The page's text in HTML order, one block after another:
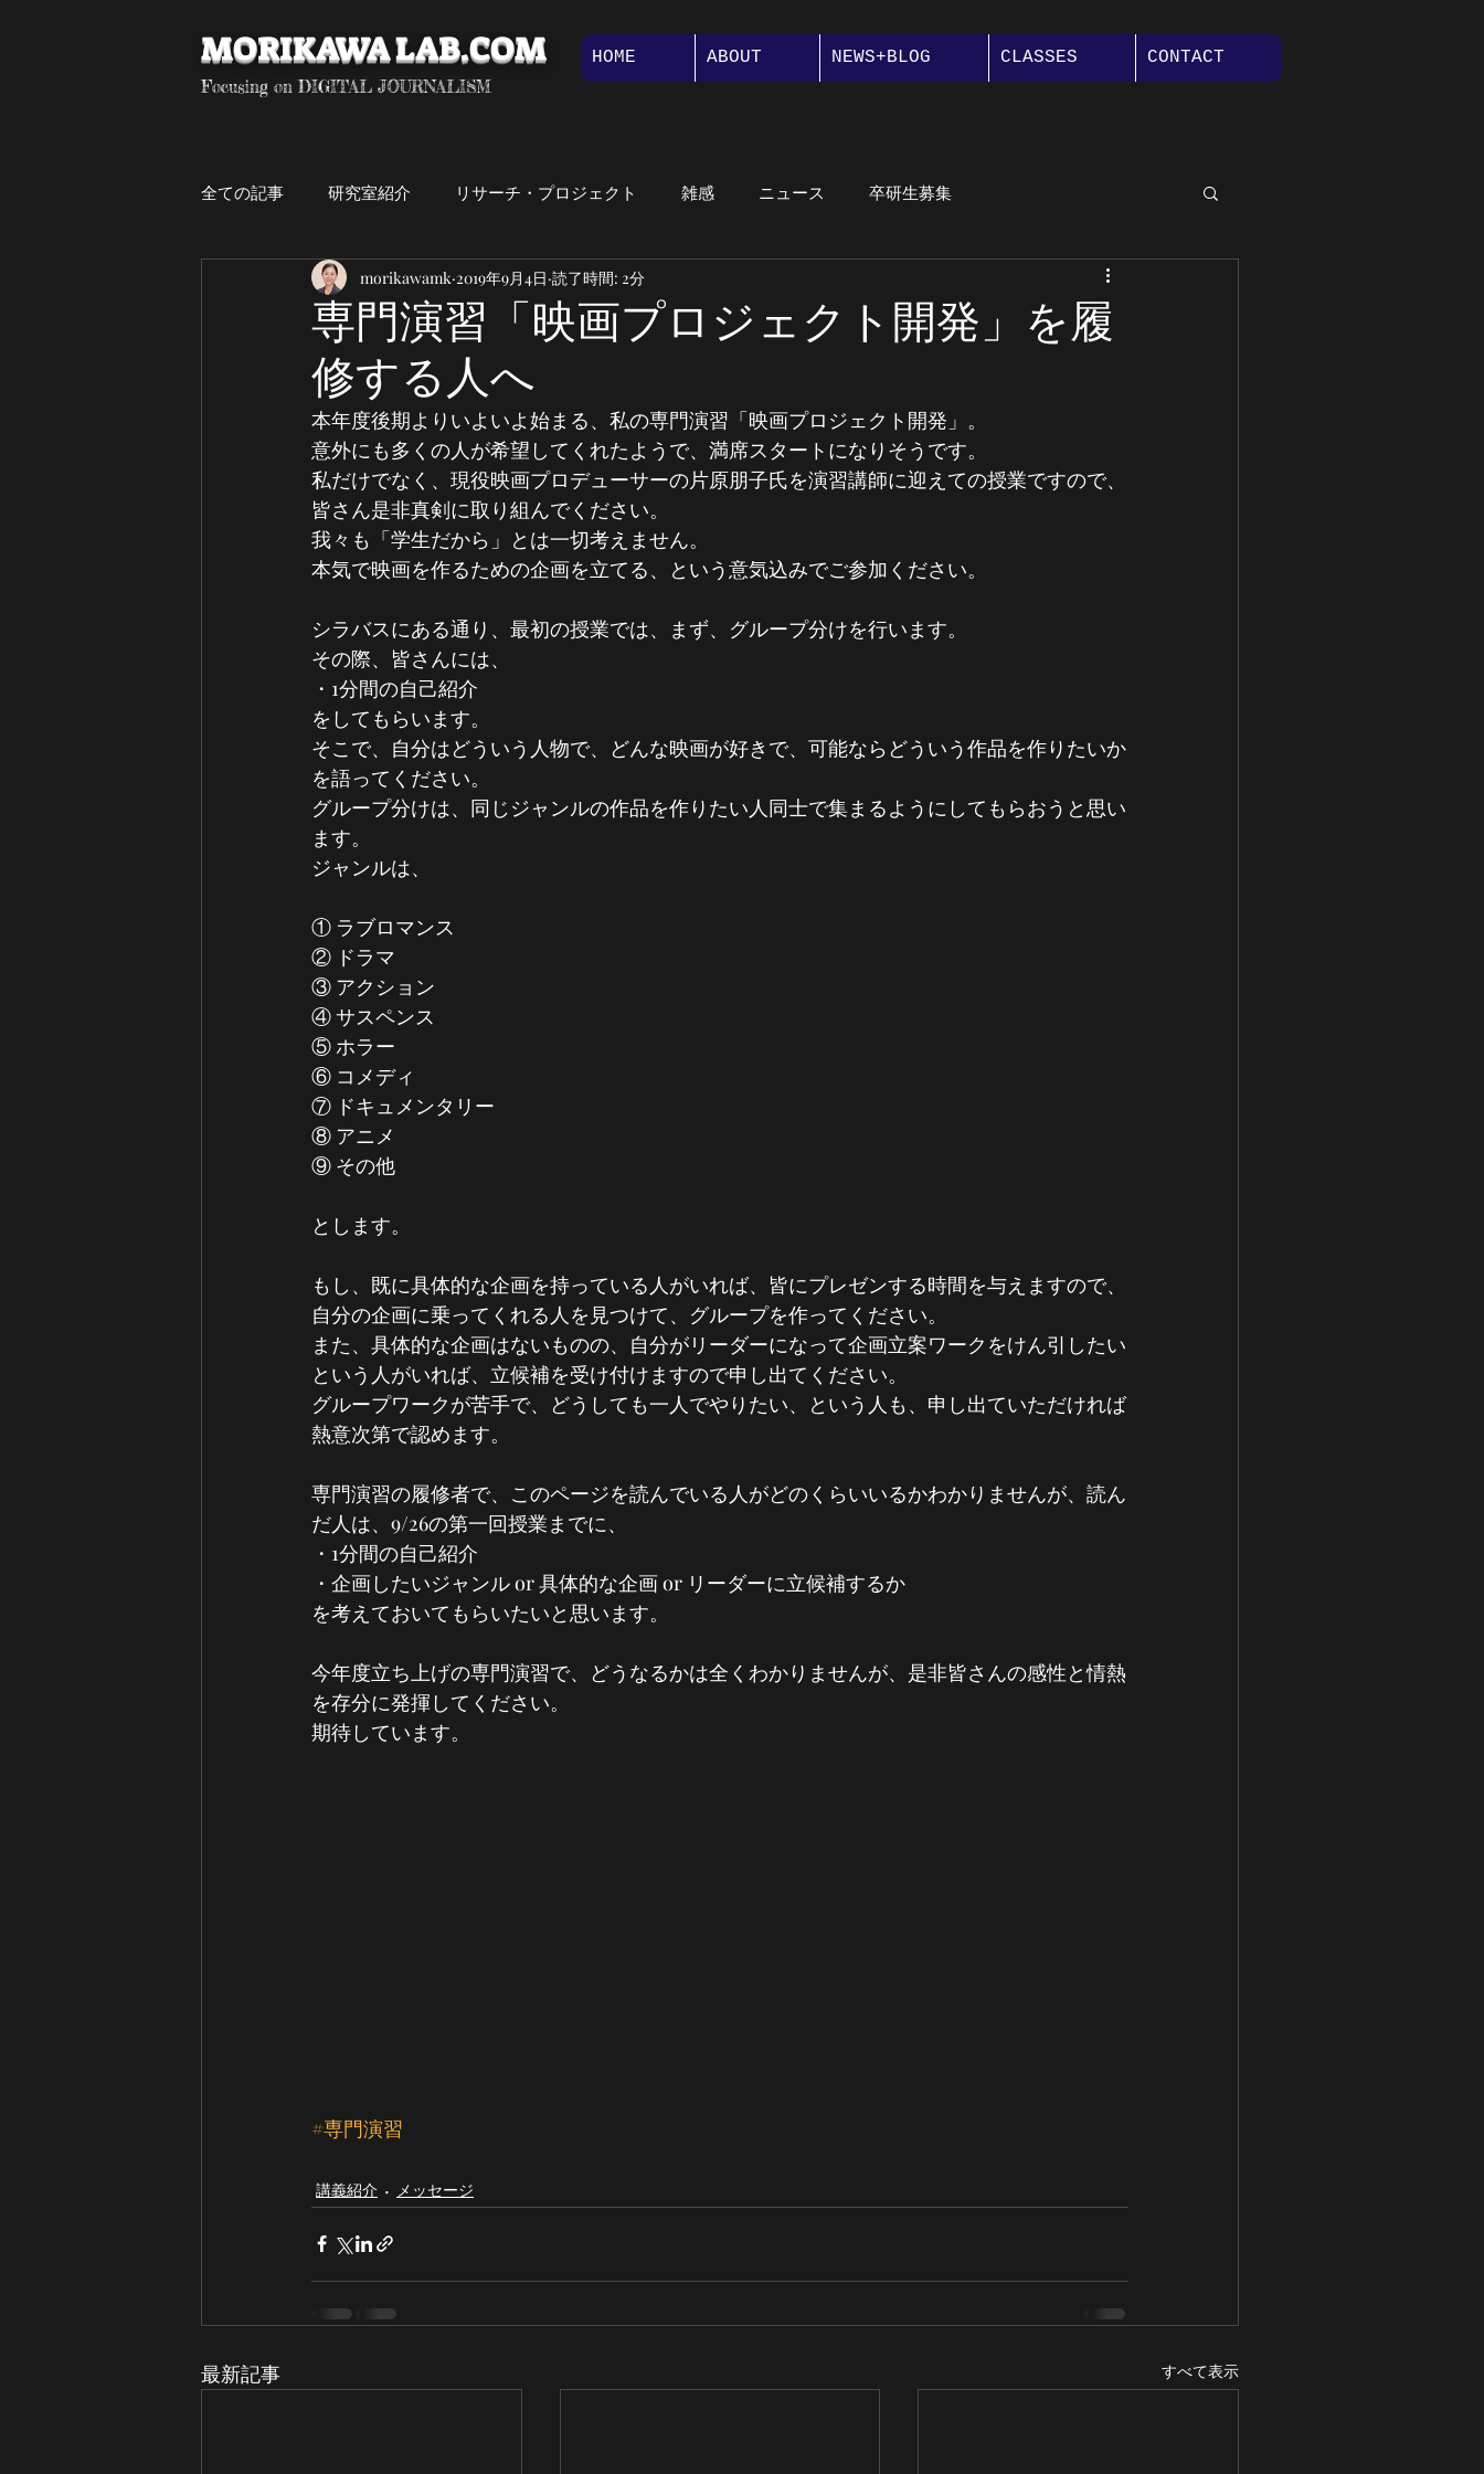
MORIKAWA LAB.COM
Focusing on DIGITAL JOURNALISM
HOME ABOUT NEWS+BLOG CLASSES CONTACT
全ての記事 研究室紹介 リサーチ・プロジェクト 雑感 ニュース 卒研生募集
デジタル・ジャーナリズム 講義紹介 大学院 カンファレンス
専門演習 研究紹介
専門演習「映画プロジェクト開発」を履
修する人へ
morikawamk 2019年9月4日 読了時間: 2分
本年度後期よりいよいよ始まる、私の専門演習「映画プロジェクト開発」。
意外にも多くの人が希望してくれたようで、満席スタートになりそうです。
私だけでなく、現役映画プロデューサーの片原朋子氏を演習講師に迎えての授業ですので、
皆さん是非真剣に取り組んでください。
我々も「学生だから」とは一切考えません。
本気で映画を作るための企画を立てる、という意気込みでご参加ください。
シラバスにある通り、最初の授業では、まず、グループ分けを行います。
その際、皆さんには、
・1分間の自己紹介
をしてもらいます。
そこで、自分はどういう人物で、どんな映画が好きで、可能ならどういう作品を作りたいか
を語ってください。
グループ分けは、同じジャンルの作品を作りたい人同士で集まるようにしてもらおうと思い
ます。
ジャンルは、
① ラブロマンス
② ドラマ
③ アクション
④ サスペンス
⑤ ホラー
⑥ コメディ
⑦ ドキュメンタリー
⑧ アニメ
⑨ その他
とします。
もし、既に具体的な企画を持っている人がいれば、皆にプレゼンする時間を与えますので、
自分の企画に乗ってくれる人を見つけて、グループを作ってください。
また、具体的な企画はないものの、自分がリーダーになって企画立案ワークをけん引したい
という人がいれば、立候補を受け付けますので申し出てください。
グループワークが苦手で、どうしても一人でやりたい、という人も、申し出ていただければ
熱意次第で認めます。
専門演習の履修者で、このページを読んでいる人がどのくらいいるかわかりませんが、読ん
だ人は、9/26の第一回授業までに、
・1分間の自己紹介
・企画したいジャンル or 具体的な企画 or リーダーに立候補するか
を考えておいてもらいたいと思います。
今年度立ち上げの専門演習で、どうなるかは全くわかりませんが、是非皆さんの感性と情熱
を存分に発揮してください。
期待しています。
#専門演習
講義紹介 メッセージ
最新記事 すべて表示